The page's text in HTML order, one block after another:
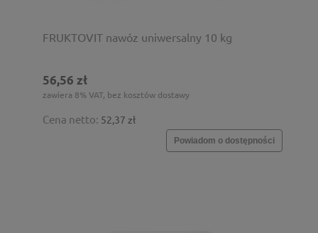
FRUKTOVIT nawóz uniwersalny 10 kg
56,56 zł
zawiera 8% VAT, bez kosztów dostawy
Cena netto: 52,37 zł
Powiadom o dostępności